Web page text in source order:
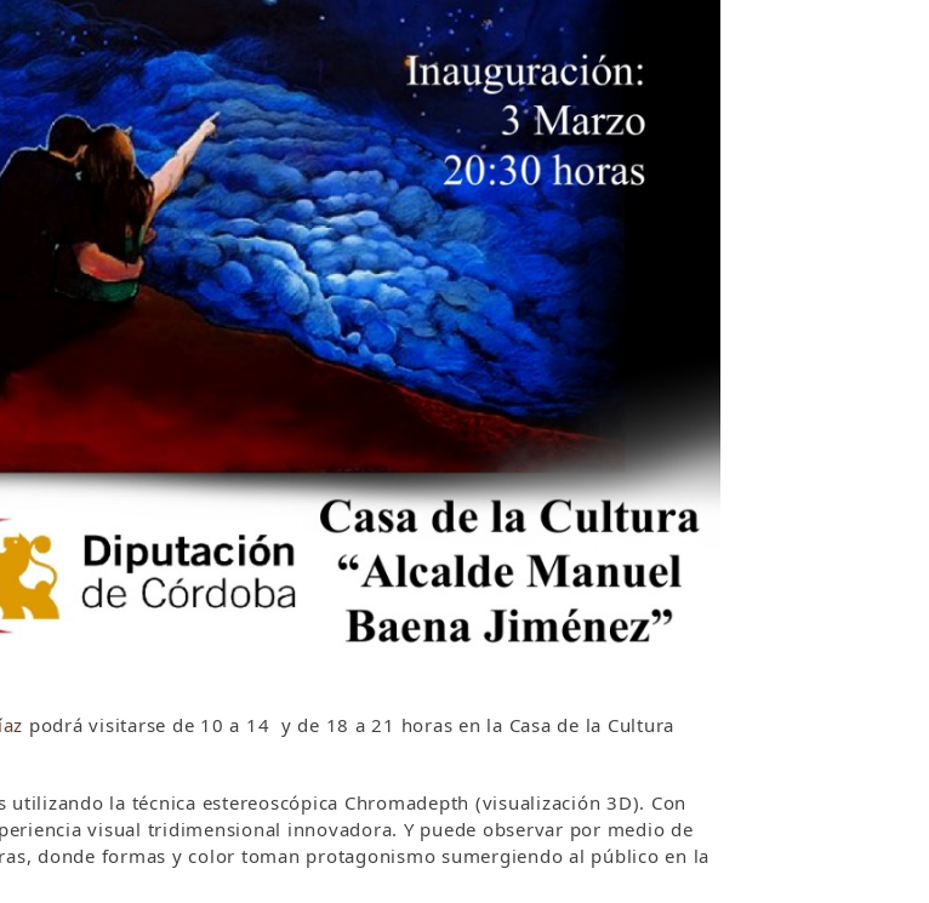
podrá visitarse de 10 a 14 y de 18 a 21 horas en la Casa de la Cultura
la técnica estereoscópica Chromadepth (visualización 3D). Con
visual tridimensional innovadora. Y puede observar por medio de
donde formas y color toman protagonismo sumergiendo al público en la